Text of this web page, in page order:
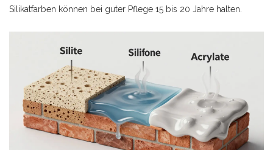
Silikatfarben können bei guter Pflege 15 bis 20 Jahre halten.